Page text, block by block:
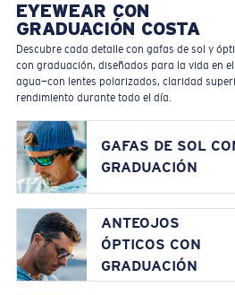
EYEWEAR CON
GRADUACIÓN COSTA
Descubre cada detalle con gafas de sol y
con graduación, diseñados para la vida en el
agua—con lentes polarizados, claridad
rendimiento durante todo el día.
GAFAS DE SOL
GRADUACIÓN
ANTEOJOS
ÓPTICOS CON
GRADUACIÓN